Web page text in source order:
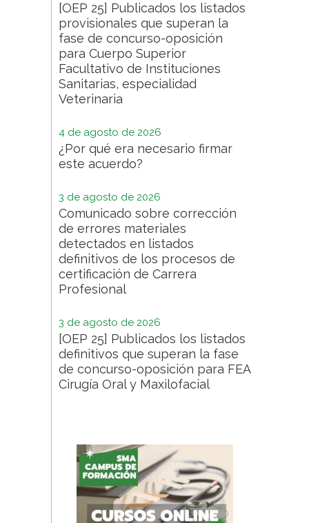
[OEP 25] Publicados los listados
provisionales que superan la
fase de concurso-oposición
para Cuerpo Superior
Facultativo de Instituciones
Sanitarias, especialidad
Veterinaria
4 de agosto de 2026
¿Por qué era necesario firmar
este acuerdo?
3 de agosto de 2026
Comunicado sobre corrección
de errores materiales
detectados en listados
definitivos de los procesos de
certificación de Carrera
Profesional
3 de agosto de 2026
[OEP 25] Publicados los listados
definitivos que superan la fase
de concurso-oposición para FEA
Cirugía Oral y Maxilofacial